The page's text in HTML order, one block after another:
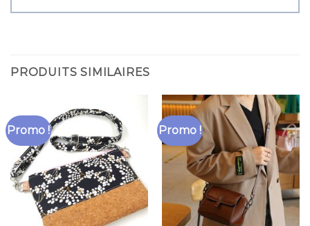
PRODUITS SIMILAIRES
Promo ! Promo !